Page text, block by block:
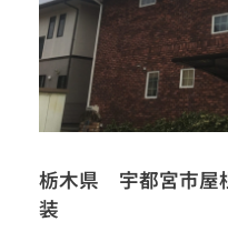
栃木県 宇都宮市屋
装